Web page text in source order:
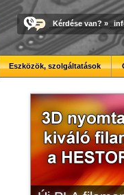
Kérdése van? »
Eszközök, szolgáltatások
3D nyomtató
Megbízható
Modulvilág